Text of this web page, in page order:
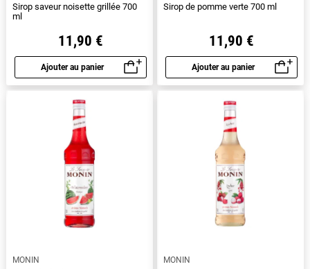
Sirop saveur noisette grillée 700
ml
11,90 €
Ajouter au panier
Aperçu rapide
Sirop de pomme verte 700 ml
11,90 €
Ajouter au panier
Aperçu rapide
MONIN
MONIN